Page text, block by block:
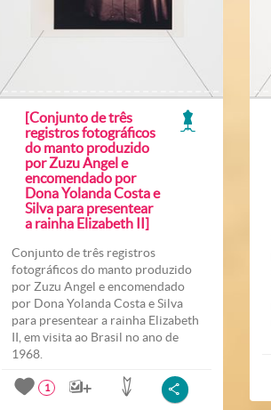
[Conjunto de três
registros fotográficos
do manto produzido
por Zuzu Angel e
encomendado por
Dona Yolanda Costa e
Silva para presentear
a rainha Elizabeth II]
Conjunto de três registros
fotográficos do manto produzido
por Zuzu Angel e encomendado
por Dona Yolanda Costa e Silva
para presentear a rainha Elizabeth
II, em visita ao Brasil no ano de
1968.
1